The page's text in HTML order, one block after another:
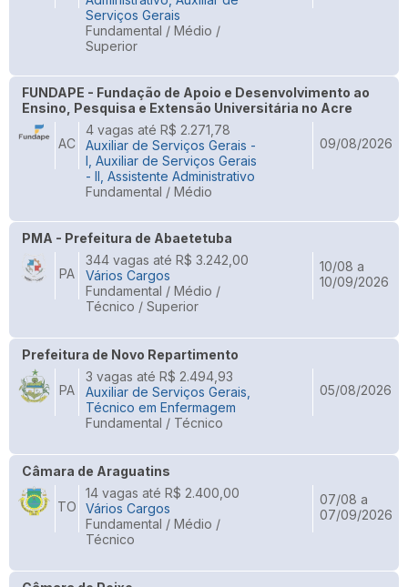
Serviços Gerais
Fundamental / Médio /
Superior
FUNDAPE - Fundação de Apoio e Desenvolvimento ao
Ensino, Pesquisa e Extensão Universitária no Acre
AC
4 vagas até R$ 2.271,78
Auxiliar de Serviços Gerais -
I, Auxiliar de Serviços Gerais
- II, Assistente Administrativo
Fundamental / Médio
09/08/2026
PMA - Prefeitura de Abaetetuba
PA
344 vagas até R$ 3.242,00
Vários Cargos
Fundamental / Médio /
Técnico / Superior
10/08 a
10/09/2026
Prefeitura de Novo Repartimento
PA
3 vagas até R$ 2.494,93
Auxiliar de Serviços Gerais,
Técnico em Enfermagem
Fundamental / Técnico
05/08/2026
Câmara de Araguatins
TO
14 vagas até R$ 2.400,00
Vários Cargos
Fundamental / Médio /
Técnico
07/08 a
07/09/2026